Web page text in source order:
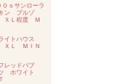
０ｓサンローラ
ン ブルゾ
Ｌ程度 Ｍ
イトハウス
ＸＬ ＭＩＮ
レッドバブ
ツ ホワイト